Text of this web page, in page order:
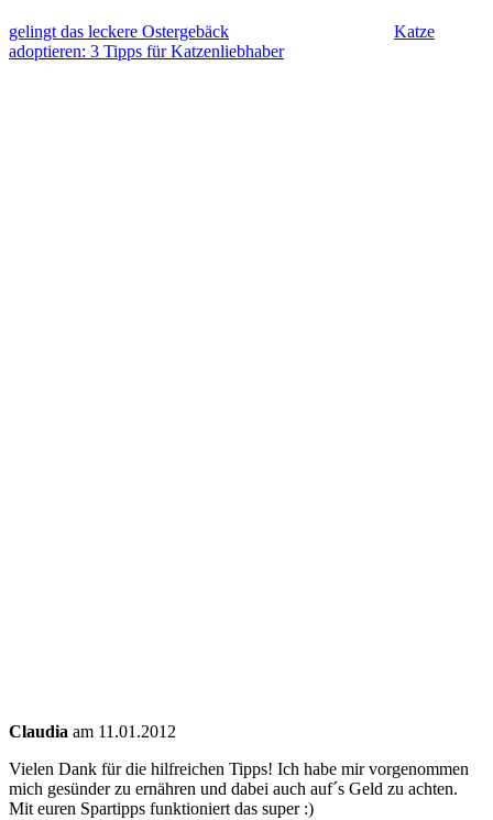
gelingt das leckere Ostergebäck
Katze
adoptieren: 3 Tipps für Katzenliebhaber
Claudia am 11.01.2012
Vielen Dank für die hilfreichen Tipps! Ich habe mir vorgenommen
mich gesünder zu ernähren und dabei auch auf´s Geld zu achten.
Mit euren Spartipps funktioniert das super :)